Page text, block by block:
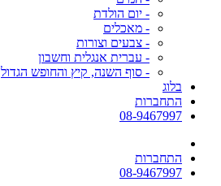
- יום הולדת
- מאכלים
- צבעים וצורות
- עברית אנגלית וחשבון
- סוף השנה, קיץ והחופש הגדול
בלוג
התחברות
08-9467997
התחברות
08-9467997